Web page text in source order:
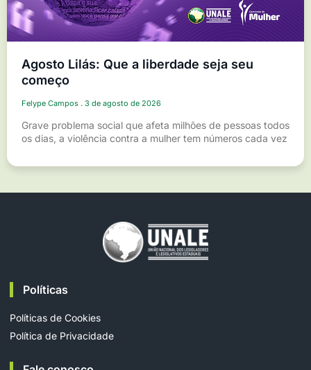
Agosto Lilás: Que a liberdade seja seu
começo
Felype Campos 3 de agosto de 2026
Grave problema social que afeta milhões de pessoas todos
os dias, a violência contra a mulher tem números cada vez
Políticas
Políticas de Cookies
Política de Privacidade